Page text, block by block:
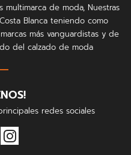
multimarca de moda, Nuestras
Blanca teniendo como
más vanguardistas y de
del calzado de moda
redes sociales